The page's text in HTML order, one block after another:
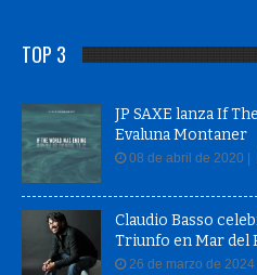
TOP 3
JP SAXE lanza If
Evaluna Montaner
08 de abril de 2020 |
Claudio Basso
Triunfo en Mar del
26 de marzo de 2024